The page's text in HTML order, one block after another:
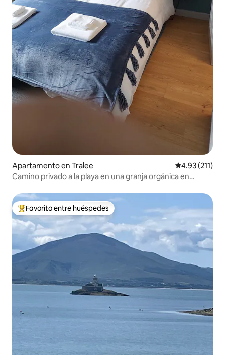
Apartamento en Tralee Calificación
4.93 (211)
Camino privado a la playa en una granja orgánica en
Favorito entre huéspedes preferido
Favorito entre huéspedes